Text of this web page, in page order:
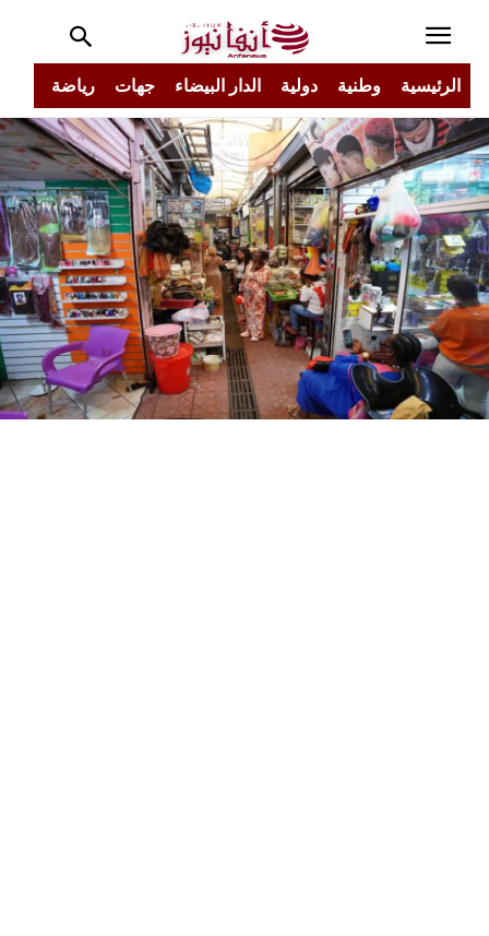
الرئيسية وطنية دولية الدار البيضاء جهات رياضة